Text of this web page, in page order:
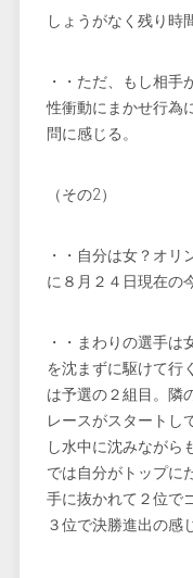
しょうがなく残り時
・・ただ、もし相手
性衝動にまかせ行為
問に感じる。
（その2）
・・自分は女？オリ
に８月２４日現在の
・・まわりの選手は
を沈まずに駆けて行
は予選の２組目。隣
レースがスタートし
し水中に沈みながら
では自分がトップに
手に抜かれて２位で
３位で決勝進出の感